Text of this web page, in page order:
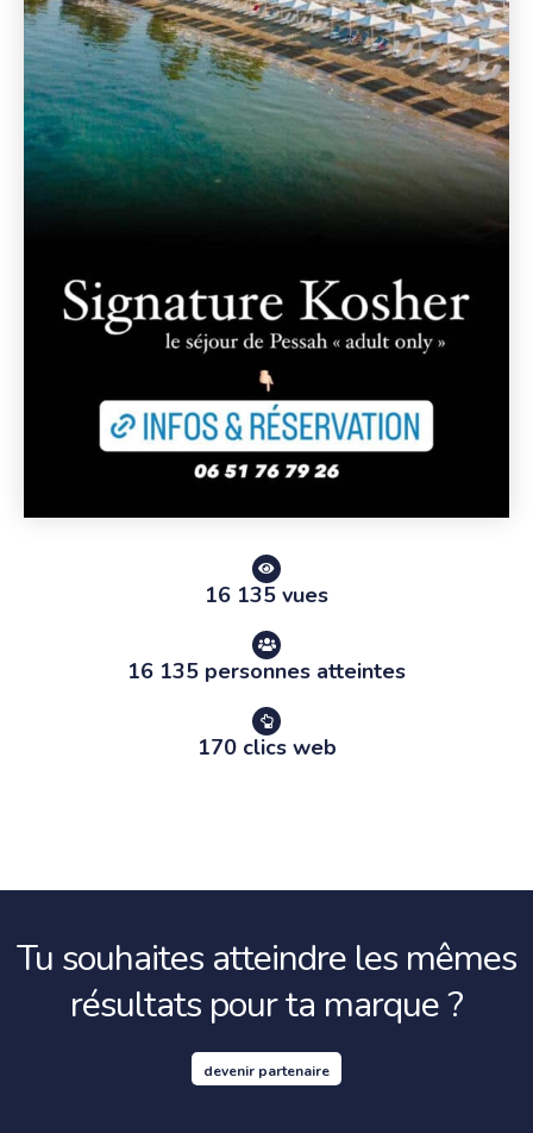
16 135 vues
16 135 personnes atteintes
170 clics web
Tu souhaites atteindre les mêmes
résultats pour ta marque ?
devenir partenaire